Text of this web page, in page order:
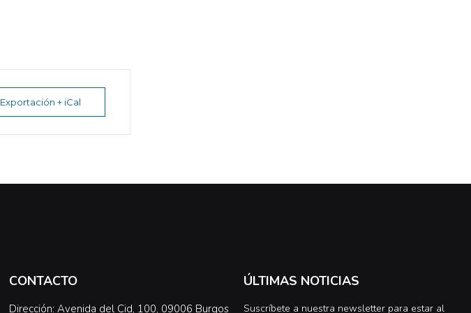
Exportación + iCal
CONTACTO
Dirección: Avenida del Cid, 100, 09006 Burgos
ÚLTIMAS NOTICIAS
Suscríbete a nuestra newsletter para estar al